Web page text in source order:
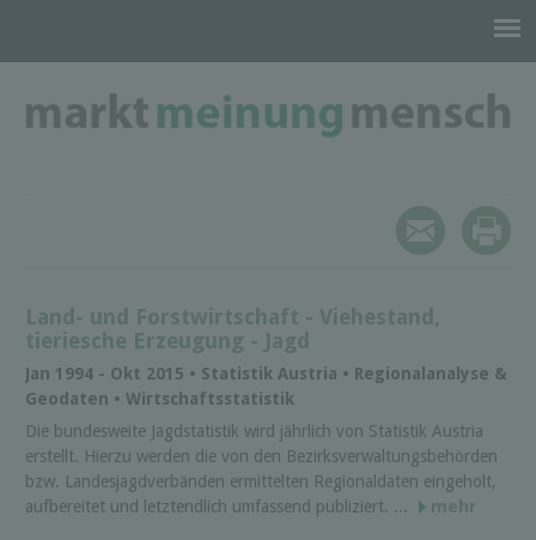
Land- und Forstwirtschaft - Viehestand,
tieriesche Erzeugung - Jagd
Jan 1994 - Okt 2015 • Statistik Austria • Regionalanalyse &
Geodaten • Wirtschaftsstatistik
Die bundesweite Jagdstatistik wird jährlich von Statistik Austria
erstellt. Hierzu werden die von den Bezirksverwaltungsbehörden
bzw. Landesjagdverbänden ermittelten Regionaldaten eingeholt,
aufbereitet und letztendlich umfassend publiziert. ...
mehr